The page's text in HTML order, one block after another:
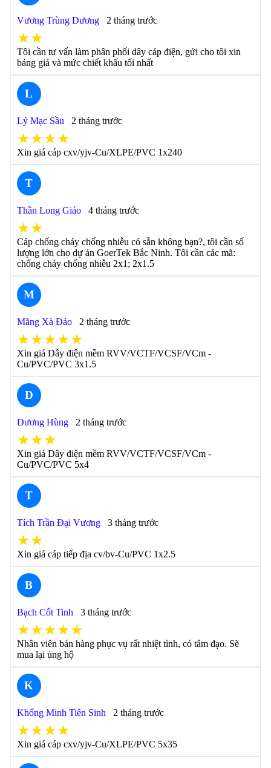
Vương Trùng Dương 2 tháng trước
★★
Tôi cần tư vấn làm phân phối dây cáp điện, gửi cho tôi xin
bảng giá và mức chiết khấu tối nhất
L
Lý Mạc Sầu 2 tháng trước
★★★★
Xin giá cáp cxv/yjv-Cu/XLPE/PVC 1x240
T
Thần Long Giáo 4 tháng trước
★★
Cáp chống cháy chống nhiễu có sẵn không bạn?, tôi cần số
lượng lớn cho dự án GoerTek Bắc Ninh. Tôi cần các mã:
chống cháy chống nhiễu 2x1; 2x1.5
M
Mãng Xà Đảo 2 tháng trước
★★★★★
Xin giá Dây điện mềm RVV/VCTF/VCSF/VCm -
Cu/PVC/PVC 3x1.5
D
Dương Hùng 2 tháng trước
★★★
Xin giá Dây điện mềm RVV/VCTF/VCSF/VCm -
Cu/PVC/PVC 5x4
T
Tích Trần Đại Vương 3 tháng trước
★★
Xin giá cáp tiếp địa cv/bv-Cu/PVC 1x2.5
B
Bạch Cốt Tinh 3 tháng trước
★★★★★
Nhân viên bán hàng phục vụ rất nhiệt tình, có tâm đạo. Sẽ
mua lại ủng hộ
K
Khổng Minh Tiên Sinh 2 tháng trước
★★★★
Xin giá cáp cxv/yjv-Cu/XLPE/PVC 5x35